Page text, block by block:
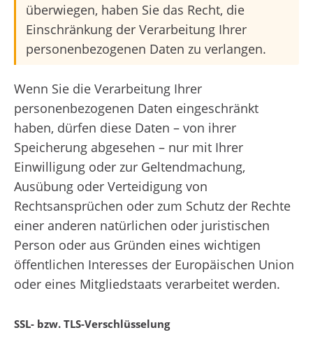
überwiegen, haben Sie das Recht, die
Einschränkung der Verarbeitung Ihrer
personenbezogenen Daten zu verlangen.
Wenn Sie die Verarbeitung Ihrer
personenbezogenen Daten eingeschränkt
haben, dürfen diese Daten – von ihrer
Speicherung abgesehen – nur mit Ihrer
Einwilligung oder zur Geltendmachung,
Ausübung oder Verteidigung von
Rechtsansprüchen oder zum Schutz der Rechte
einer anderen natürlichen oder juristischen
Person oder aus Gründen eines wichtigen
öffentlichen Interesses der Europäischen Union
oder eines Mitgliedstaats verarbeitet werden.
SSL- bzw. TLS-Verschlüsselung